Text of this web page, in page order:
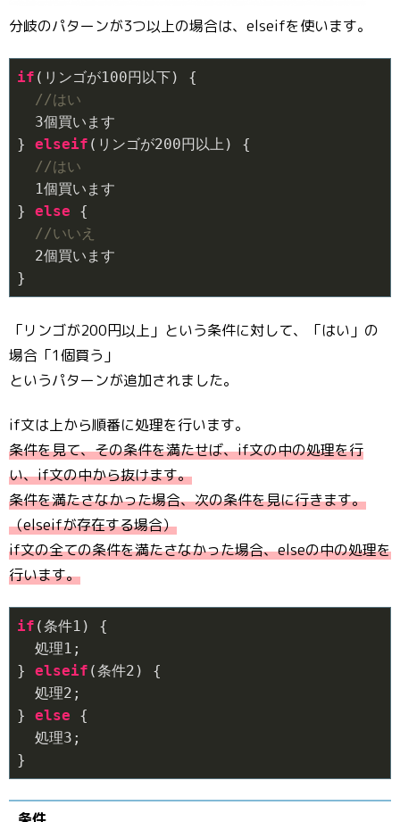
分岐のパターンが3つ以上の場合は、elseifを使います。
if (リンゴが100円以下) {
//はい
3個買います
} elseif (リンゴが200円以上) {
//はい
1個買います
} else {
//いいえ
2個買います
}
「リンゴが200円以上」という条件に対して、「はい」の
場合「1個買う」
というパターンが追加されました。
if文は上から順番に処理を行います。
条件を見て、その条件を満たせば、if文の中の処理を行
い、if文の中から抜けます。
条件を満たさなかった場合、次の条件を見に行きます。
（elseifが存在する場合）
if文の全ての条件を満たさなかった場合、elseの中の処理を
行います。
if (条件1 ) {
  処理
1 ;
} elseif (条件2 ) {
  処理
2 ;
} else {
  処理
3 ;
}